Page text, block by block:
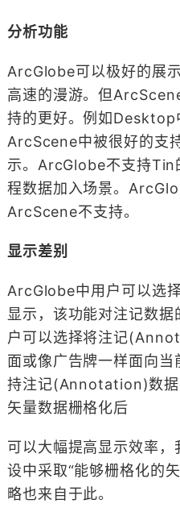
分析功能
ArcGlobe可以极好的展
高速的漫游。但
持的更好。例如
ArcScene中被很好的支
示。ArcGlobe不支持Tin
程数据加入场景。
ArcScene不支持。
显示差别
ArcGlobe中用户可以选
显示，该功能对注记数
户可以选择将注记
面或像广告牌一样面向
持注记(Annotation)数
矢量数据栅格化后
可以大幅提高显示效率
设中采取“能够栅格化的
略也来自于此。